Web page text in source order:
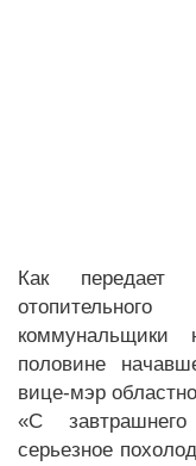
Как передает
коммунальщики
половине
вице-мэр
«С
серьезное